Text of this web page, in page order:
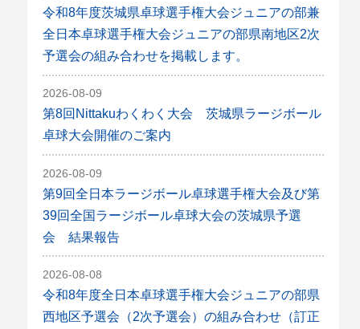
令和8年度茨城県卓球選手権大会ジュニアの部兼
全日本卓球選手権大会ジュニアの部県南地区2次
予選会の組み合わせを掲載します。
2026-08-09
第8回Nittakuわくわく大会 茨城県ラージボール
卓球大会開催のご案内
2026-08-09
第9回全日本ラージボール卓球選手権大会及び第
39回全国ラージボール卓球大会の茨城県予選
会 結果報告
2026-08-08
令和8年度全日本卓球選手権大会ジュニアの部県
西地区予選会（2次予選会）の組み合わせ（訂正